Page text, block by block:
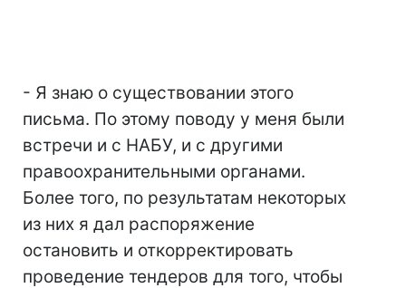
- Я знаю о существовании этого
письма. По этому поводу у меня были
встречи и с НАБУ, и с другими
правоохранительными органами.
Более того, по результатам некоторых
из них я дал распоряжение
остановить и откорректировать
проведение тендеров для того, чтобы